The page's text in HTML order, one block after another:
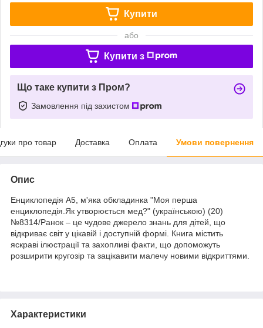
Купити
або
Купити з
Що таке купити з Пром?
Замовлення під захистом
про товар Доставка Оплата Умови повернення
Опис
Енциклопедія А5, м'яка обкладинка "Моя перша
енциклопедія.Як утворюється мед?" (українською) (20)
№8314/Ранок – це чудове джерело знань для дітей, що
відкриває світ у цікавій і доступній формі. Книга містить
яскраві ілюстрації та захопливі факти, що допоможуть
розширити кругозір та зацікавити малечу новими відкриттями.
Характеристики